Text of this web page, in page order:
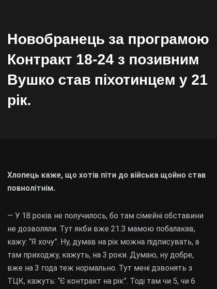
Новобранець за програмою
Контракт 18-24 з позивним
Вушко став піхотинцем у 21
рік.
Хлопець каже, що хотів піти до війська щойно став
повнолітнім.
— У 18 років не получилось, бо там сімейні обставини
не дозволяли. Тут якби вже 21.З мамою побалакав,
кажу: “Я хочу”. Ну, думав на рік можна підписувать, а
там приходжу, кажуть, на 3 роки. Думаю, ну добре,
вже на 3 года теж нормально. Тут мені дзвонять з
ТЦК, кажуть: “Є контракт на рік”. Тоді там чи 5, чи 6